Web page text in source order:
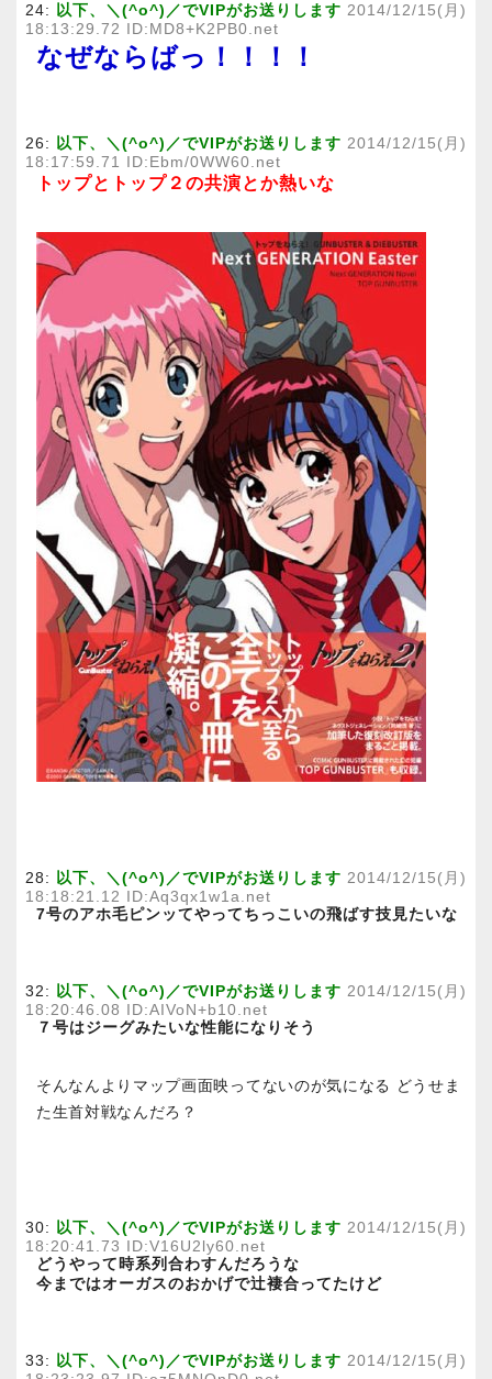
24: 以下、＼(^o^)／でVIPがお送りします 2014/12/15(月)
18:13:29.72 ID:MD8+K2PB0.net
なぜならばっ！！！！
26: 以下、＼(^o^)／でVIPがお送りします 2014/12/15(月)
18:17:59.71 ID:Ebm/0WW60.net
トップとトップ２の共演とか熱いな
28: 以下、＼(^o^)／でVIPがお送りします 2014/12/15(月)
18:18:21.12 ID:Aq3qx1w1a.net
7号のアホ毛ピンッてやってちっこいの飛ばす技見たいな
32: 以下、＼(^o^)／でVIPがお送りします 2014/12/15(月)
18:20:46.08 ID:AIVoN+b10.net
７号はジーグみたいな性能になりそう
そんなんよりマップ画面映ってないのが気になる どうせま
た生首対戦なんだろ？
30: 以下、＼(^o^)／でVIPがお送りします 2014/12/15(月)
18:20:41.73 ID:V16U2ly60.net
どうやって時系列合わすんだろうな
今まではオーガスのおかげで辻褄合ってたけど
33: 以下、＼(^o^)／でVIPがお送りします 2014/12/15(月)